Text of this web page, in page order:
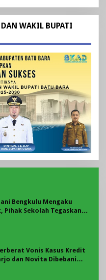
WAKIL BUPATI
Bengkulu Mengaku
Pihak Sekolah Tegaskan
Vonis Kasus Kredit
dan Novita Dibebani